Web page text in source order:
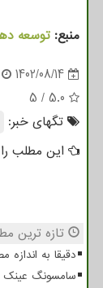
منبع: توسعه
1402/08/14
5.0
/
5
تگهای خبر:
این مطلب
تازه ترین
دقیقا به
سامسونگ عینک